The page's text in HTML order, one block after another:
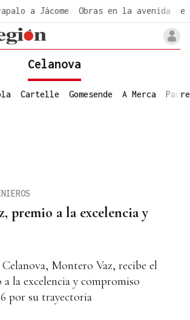
a Jácome Obras en la avenida de
Celanova
Cartelle Gomesende A Merca
premio a la excelencia y
Montero Vaz, recibe el
la excelencia y compromiso
por su trayectoria